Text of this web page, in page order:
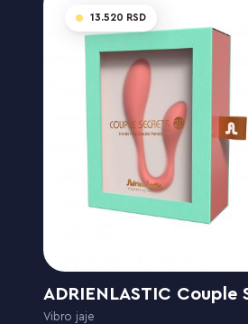
13.520
Vibro jaje